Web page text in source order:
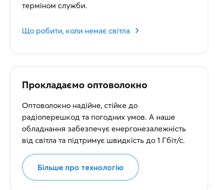
терміном служби.
Що робити, коли немає світла
Прокладаємо оптоволокно
Оптоволокно надійне, стійке до
радіоперешкод та погодних умов. А наше
обладнання забезпечує енергонезалежність
від світла та підтримує швидкість до 1 Гбіт/с.
Більше про технологію